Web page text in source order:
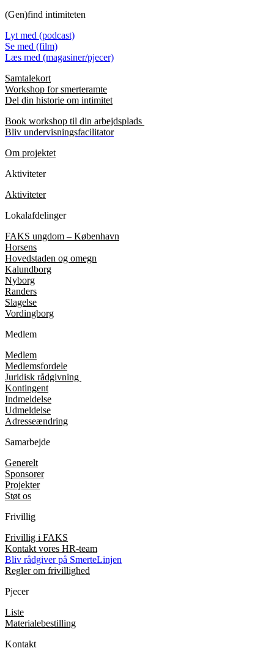
(Gen)find intimiteten
Lyt med (podcast)
Se med (film)
Læs med (magasiner/pjecer)
Samtalekort
Workshop for smerteramte
Del din historie om intimitet
Book workshop til din arbejdsplads
Bliv undervisningsfacilitator
Om projektet
Aktiviteter
Aktiviteter
Lokalafdelinger
FAKS ungdom – København
Horsens
Hovedstaden og omegn
Kalundborg
Nyborg
Randers
Slagelse
Vordingborg
Medlem
Medlem
Medlemsfordele
Juridisk rådgivning
Kontingent
Indmeldelse
Udmeldelse
Adresseændring
Samarbejde
Generelt
Sponsorer
Projekter
Støt os
Frivillig
Frivillig i FAKS
Kontakt vores HR-team
Bliv rådgiver på SmerteLinjen
Regler om frivillighed
Pjecer
Liste
Materialebestilling
Kontakt